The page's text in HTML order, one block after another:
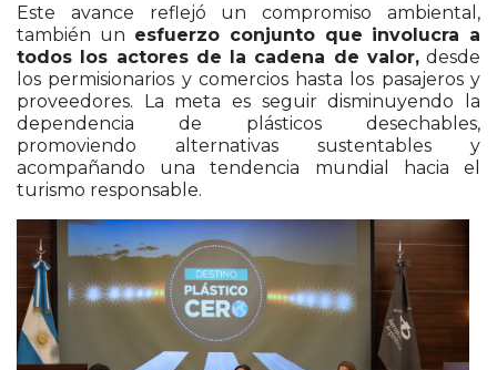
Este avance reflejó un compromiso ambiental,
también un esfuerzo conjunto que involucra a
todos los actores de la cadena de valor,desde
los permisionarios y comercios hasta los pasajeros y
proveedores. La meta es seguir disminuyendo la
dependencia de plásticos desechables,
promoviendo alternativas sustentables y
acompañando una tendencia mundial hacia el
turismo responsable.